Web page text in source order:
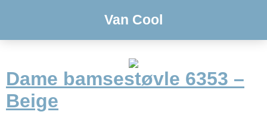
Van Cool
Dame bamsestøvle 6353 –
Beige